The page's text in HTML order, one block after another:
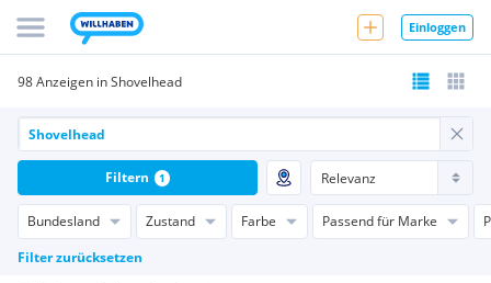
Einloggen
98 Anzeigen in Shovelhead
Bundesland Zustand Farbe Passend für Marke
Filter zurücksetzen
Filtern 1